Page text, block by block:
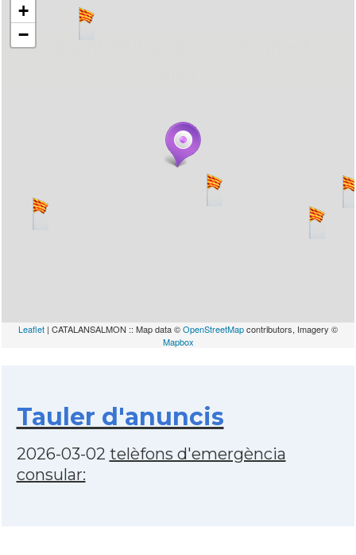
... carregant 484 webs... un moment si us
+
−
Leaflet | CATALANSALMON :: Map data ©OpenStreetMapcontributors, Imagery ©
Mapbox
Tauler d'anuncis
2026-03-02 telèfons d'emergència
consular: